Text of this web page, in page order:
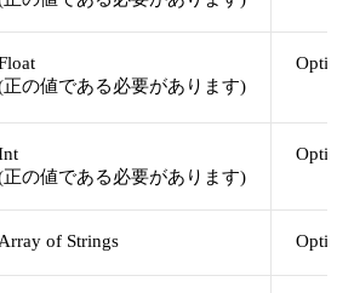
正の値である必要があります)
正の値である必要があります)
Array of Strings